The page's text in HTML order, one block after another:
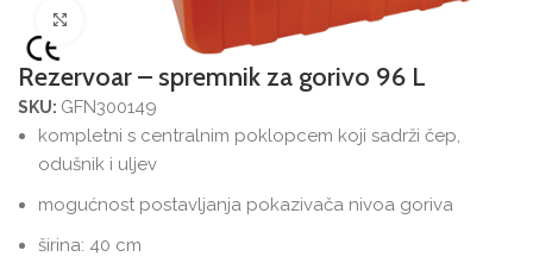
Povećajte sliku
Rezervoar – spremnik za gorivo 96 L
SKU: GFN300149
kompletni s centralnim poklopcem koji sadrži čep,
odušnik i uljev
mogućnost postavljanja pokazivača nivoa goriva
širina: 40 cm